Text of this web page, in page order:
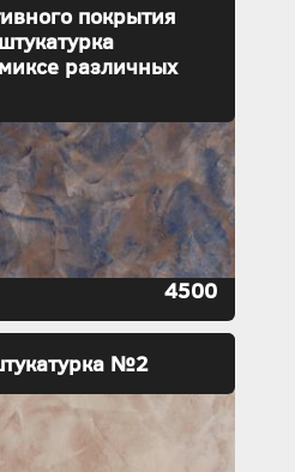
покрытия
различных
4500
№2